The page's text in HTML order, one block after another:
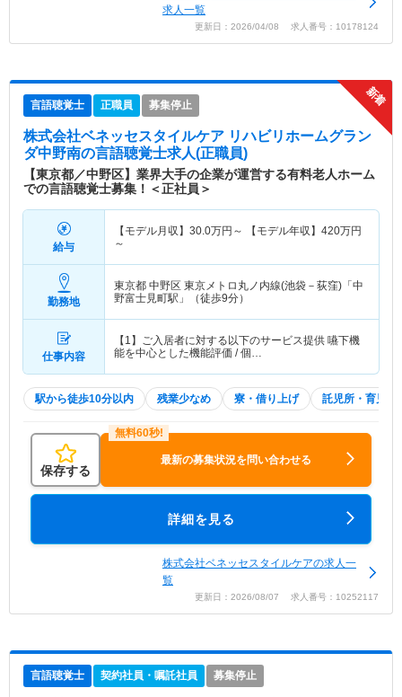
求人一覧
更新日：2026/04/08 求人番号：10178124
言語聴覚士 正職員 募集停止
株式会社ベネッセスタイルケア リハビリホームグラン
ダ中野南の言語聴覚士求人(正職員)
【東京都／中野区】業界大手の企業が運営する有料老人ホーム
での言語聴覚士募集！＜正社員＞
給与
【モデル月収】 30.0万円～ 【モデル年収】 420万円
～
勤務地
東京都 中野区 東京メトロ丸ノ内線(池袋－荻窪)「中
野富士見町駅」（徒歩9分）
仕事内容
【1】ご入居者に対する以下のサービス提供 嚥下機
能を中心とした機能評価 / 個…
駅から徒歩10分以内 残業少なめ 寮・借り上げ 託児所・育児補
保存する
最新の募集状況を問い合わせる
詳細を見る
株式会社ベネッセスタイルケアの求人一
覧
更新日：2026/08/07 求人番号：10252117
言語聴覚士 契約社員・嘱託社員 募集停止